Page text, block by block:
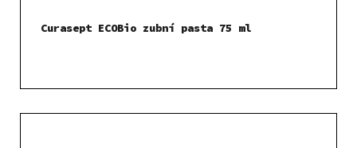
Curasept ECOBio zubní pasta 75 ml